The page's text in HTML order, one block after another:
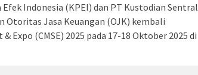
Indonesia (KPEI) dan PT Kustodian Sentral
Otoritas Jasa Keuangan (OJK) kembali
(CMSE) 2025 pada 17-18 Oktober 2025 di